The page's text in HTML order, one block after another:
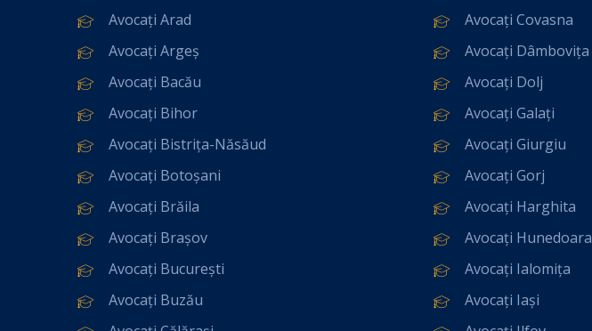
Avocați Arad
Avocați Argeș
Avocați Bacău
Avocați Bihor
Avocați Bistrița-Năsăud
Avocați Botoșani
Avocați Brăila
Avocați Brașov
Avocați București
Avocați Buzău
Avocați Covasna
Avocați Dâmbovița
Avocați Dolj
Avocați Galați
Avocați Giurgiu
Avocați Gorj
Avocați Harghita
Avocați Hunedoara
Avocați Ialomița
Avocați Iași